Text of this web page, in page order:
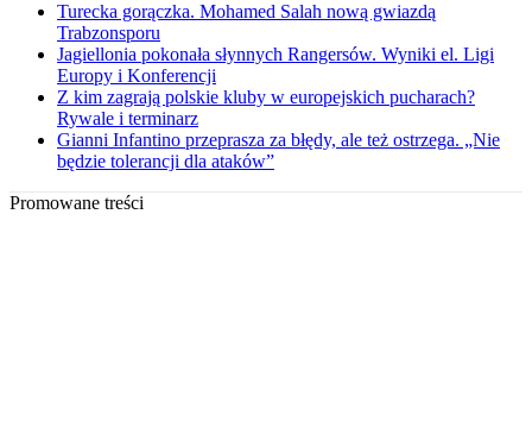
Turecka gorączka. Mohamed Salah nową gwiazdą
Trabzonsporu
Jagiellonia pokonała słynnych Rangersów. Wyniki el. Ligi
Europy i Konferencji
Z kim zagrają polskie kluby w europejskich pucharach?
Rywale i terminarz
Gianni Infantino przeprasza za błędy, ale też ostrzega. „Nie
będzie tolerancji dla ataków”
Promowane treści